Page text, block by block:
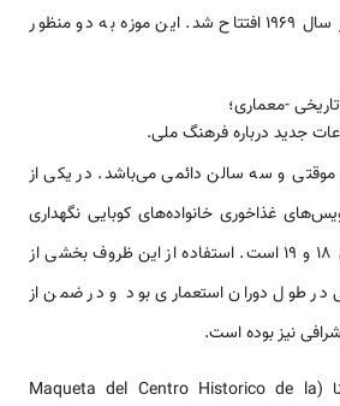
هاوانا واقع شده است در سال ۱۹۶۹ افتتاح شد. این موزه به دو منظور
-معماری؛
جدید درباره فرهنگ ملی.
موقتی و سه سالن دائمی می‌باشد. در یکی از
غذاخوری خانواده‌های کوبایی نگهداری
می‌شود که مربوط به قرن ۱۸ و ۱۹ است. استفاده از این ظروف بخشی از
در طول دوران استعماری بود و در ضمن از
نیز بوده است.
ماکت مرکز تاریخی هاوانا (Maqueta del Centro Historico de la